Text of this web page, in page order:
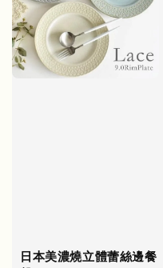
日本美濃燒立體蕾絲邊餐